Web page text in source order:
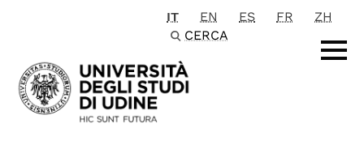
Passa al contenuto principale
IT EN ES FR
ZH
CERCA